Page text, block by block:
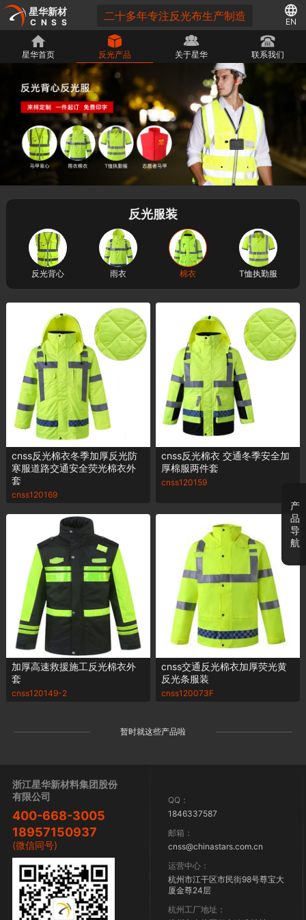
星华新材
CNSS 二十多年专注反光布生产制造 EN
星华首页 反光产品 关于星华 联系我们
反光服装
反光背心 雨衣 棉衣 T恤执勤服
cnss反光棉衣冬季加厚反光防
寒服道路交通安全荧光棉衣外
套
cnss120169
cnss反光棉衣 交通冬季安全加
厚棉服两件套
cnss120159
加厚高速救援施工反光棉衣外
套
cnss120149-2
cnss交通反光棉衣加厚荧光黄
反光条服装
cnss120073F
暂时就这些产品啦
浙江星华新材料集团股份
有限公司
400-668-3005
18957150937
(微信同号)
QQ：
1846337587
邮箱：
cnss@chinastars.com.cn
运营中心：
杭州市江干区市民街98号尊宝大
厦金尊24层
杭州工厂地址：
产
品
导
航